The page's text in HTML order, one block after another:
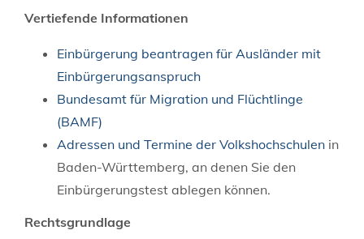
Vertiefende Informationen
Einbürgerung beantragen für Ausländer mit
Einbürgerungsanspruch
Bundesamt für Migration und Flüchtlinge
(BAMF)
Adressen und Termine der Volkshochschulen in
Baden-Württemberg, an denen Sie den
Einbürgerungstest ablegen können.
Rechtsgrundlage